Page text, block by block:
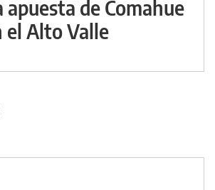
de Comahue
el Alto Valle